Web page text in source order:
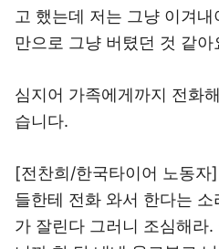
고 했는데 저는 그냥 이겨
만으로 그냥 버텼던 것 같아
심지어 가족에게까지 전화
습니다.
[전찬희/한국타이어 노동자
들한테 전화 와서 한다는
가 잘린다 그러니 조심해라